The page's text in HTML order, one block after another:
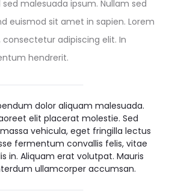
malesuada ipsum. Nullam sed
euismod sit amet in sapien. Lorem
adipiscing elit. In
hendrerit.
dolor aliquam malesuada.
elit placerat molestie. Sed
vehicula, eget fringilla lectus
fermentum convallis felis, vitae
in. Aliquam erat volutpat. Mauris
ullamcorper accumsan.